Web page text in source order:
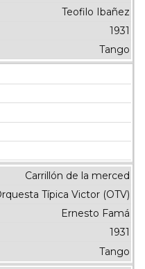
Teofilo Ibañez
1931
Tango
Carrillón de la merced
Típica Victor (OTV)
Ernesto Famá
1931
Tango